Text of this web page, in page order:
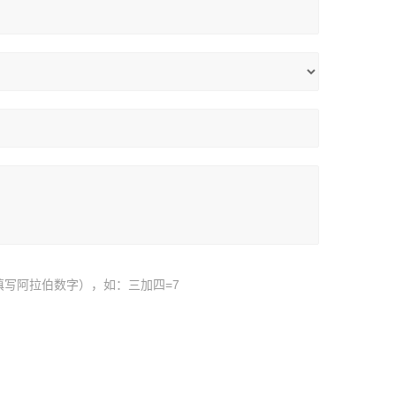
阿拉伯数字），如：三加四=7